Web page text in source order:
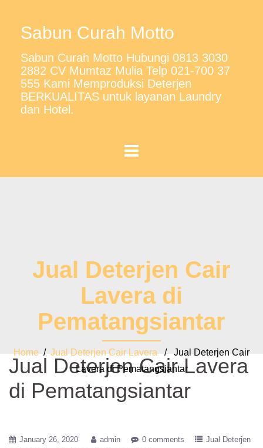
Sabun Curah Motto
Sabun Curah Motto Hubungi 0813 3030
2882 CV Mumtaz Mulia Telp 021-700 37
555 Kami Memproduksi Deterjen
BERKUALITAS untuk layanan Laundry
dan Hotel.
Jual Deterjen Cair
Lavera di
Pematangsiantar
Home / Jual Deterjen Cair Lavera / Jual Deterjen Cair
Lavera di Pematangsiantar
Jual Deterjen Cair Lavera
di Pematangsiantar
January 26, 2020 admin 0 comments
Jual Deterjen